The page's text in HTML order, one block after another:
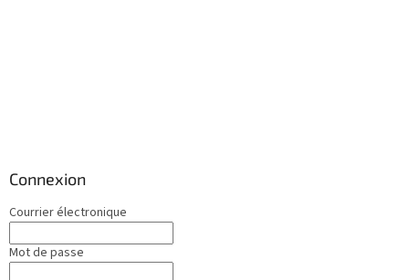
Connexion
Courrier électronique
Mot de passe